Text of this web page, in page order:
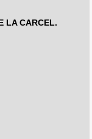
LA CARCEL.